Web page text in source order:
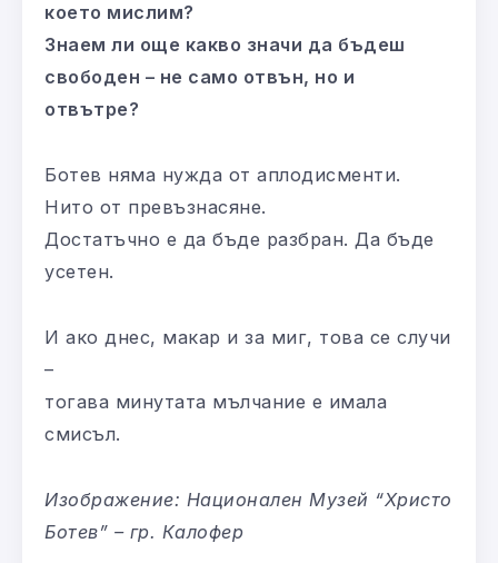
което мислим?
Знаем ли още какво значи да бъдеш
свободен – не само отвън, но и
отвътре?
Ботев няма нужда от аплодисменти.
Нито от превъзнасяне.
Достатъчно е да бъде разбран. Да бъде
усетен.
И ако днес, макар и за миг, това се случи
–
тогава минутата мълчание е имала
смисъл.
Изображение: Национален Музей “Христо
Ботев” – гр. Калофер